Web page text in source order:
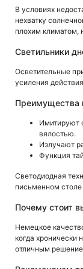
В условиях
нехватку
плохим климатом,
Светильники
Осветительные
усиления
Преимущества
Имитируют
вялостью.
Излучают
Функция
Светодиодная
письменном
Почему стоит
Немецкое
когда хронически
отличным